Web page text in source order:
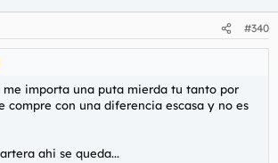
#340
me importa una puta mierda tu tanto por
compre con una diferencia escasa y no es
ahi se queda...